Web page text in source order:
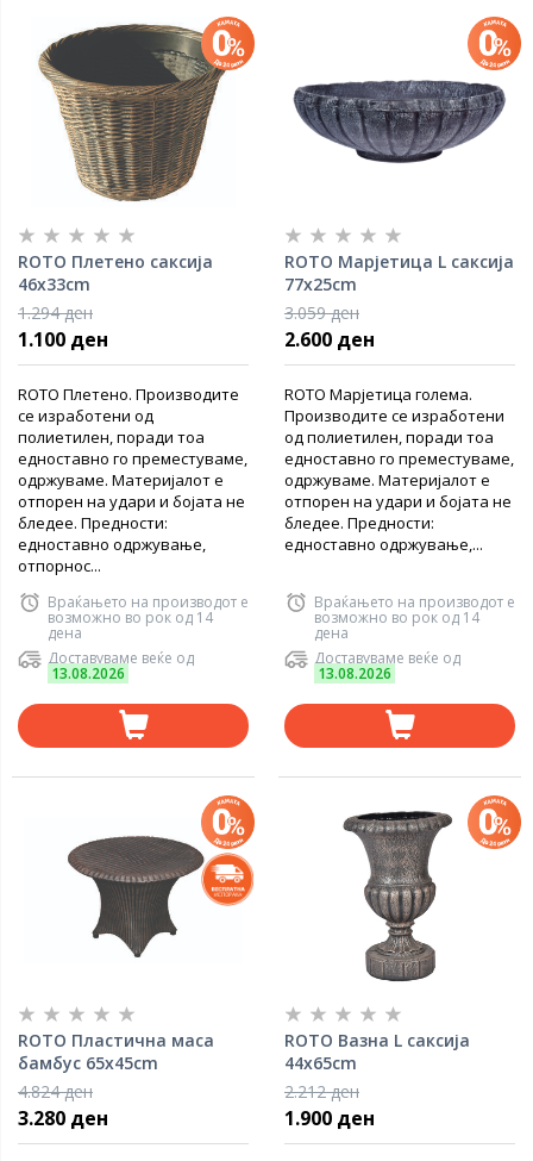
ROTO Плетено саксија
46x33cm
1.294 ден
1.100 ден
ROTO Плетено. Производите
се изработени од
полиетилен, поради тоа
едноставно го преместуваме,
одржуваме. Материјалот е
отпорен на удари и бојата не
бледее. Предности:
едноставно одржување,
отпорнос...
Враќањето на производот е
возможно во рок од 14
дена
Доставуваме веќе од
13.08.2026
ROTO Марјетица L саксија
77x25cm
3.059 ден
2.600 ден
ROTO Марјетица голема.
Производите се изработени
од полиетилен, поради тоа
едноставно го преместуваме,
одржуваме. Материјалот е
отпорен на удари и бојата не
бледее. Предности:
едноставно одржување,...
Враќањето на производот е
возможно во рок од 14
дена
Доставуваме веќе од
13.08.2026
ROTO Пластична маса
бамбус 65x45cm
4.824 ден
3.280 ден
ROTO Вазна L саксија
44x65cm
2.212 ден
1.900 ден